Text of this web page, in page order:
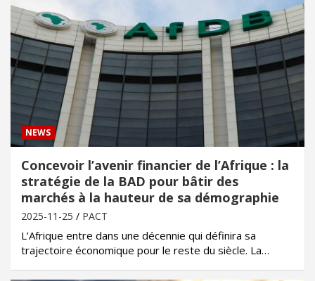
NEWS
Concevoir l’avenir financier de l’Afrique : la
stratégie de la BAD pour bâtir des
marchés à la hauteur de sa démographie
2025-11-25 PACT
L’Afrique entre dans une décennie qui définira sa
trajectoire économique pour le reste du siècle. La…